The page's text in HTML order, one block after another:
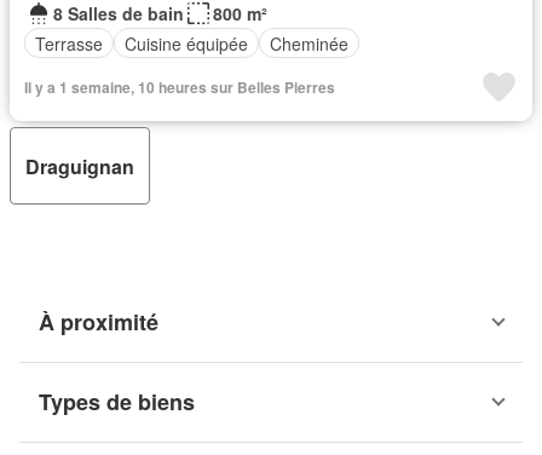
8 Salles de bain
800 m²
Terrasse
Cuisine équipée Cheminée
Il y a 1 semaine, 10 heures sur Belles Pierres
Draguignan
À proximité
Types de biens